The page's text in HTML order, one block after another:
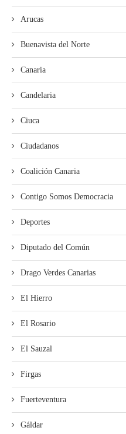
Arucas
Buenavista del Norte
Canaria
Candelaria
Ciuca
Ciudadanos
Coalición Canaria
Contigo Somos Democracia
Deportes
Diputado del Común
Drago Verdes Canarias
El Hierro
El Rosario
El Sauzal
Firgas
Fuerteventura
Gáldar